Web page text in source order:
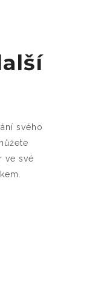
svého
ve své